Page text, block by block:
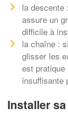
la descente
assure un
difficile à
la chaîne :
glisser les
est
insuffisante
Installer